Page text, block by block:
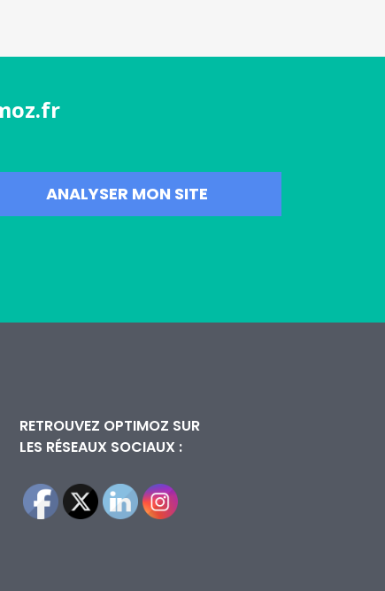
RETROUVEZ OPTIMOZ SUR
LES RÉSEAUX SOCIAUX :